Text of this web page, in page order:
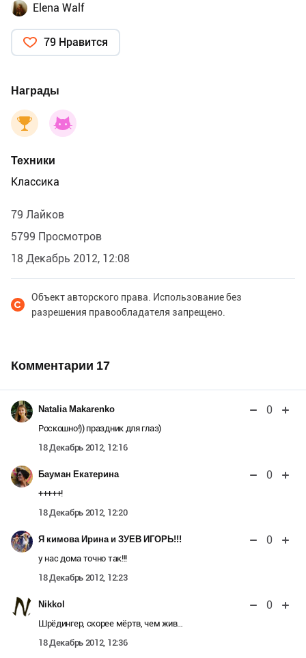
Elena Walf
79 Нравится
Награды
Техники
Классика
79 Лайков
5799 Просмотров
18 Декабрь 2012, 12:08
Объект авторского права. Использование без
разрешения правообладателя запрещено.
Комментарии 17
Natalia Makarenko 0
Роскошно!)) праздник для глаз)
18 Декабрь 2012, 12:16
Бауман Екатерина 0
+++++!
18 Декабрь 2012, 12:20
Я кимова Ирина и ЗУЕВ ИГОРЬ!!! 0
у нас дома точно так!!!
18 Декабрь 2012, 12:23
Nikkol 0
Шрёдингер, скорее мёртв, чем жив…
18 Декабрь 2012, 12:36